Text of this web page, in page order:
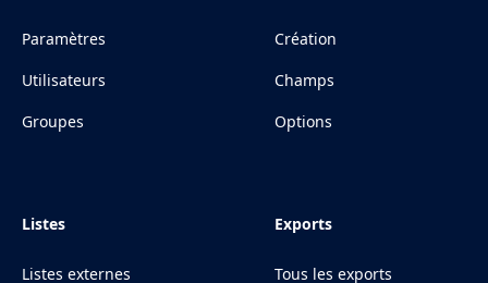
Paramètres
Utilisateurs
Groupes
Création
Champs
Options
Listes
Listes externes
Exports
Tous les exports